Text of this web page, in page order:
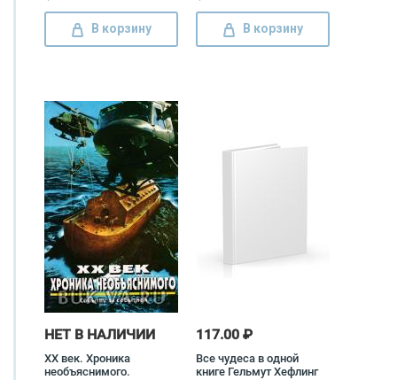
В корзину В корзину
НЕТ В НАЛИЧИИ
XX век. Хроника
необъяснимого.
117.00 ₽
Все чудеса в одной
книге Гельмут Хефлинг